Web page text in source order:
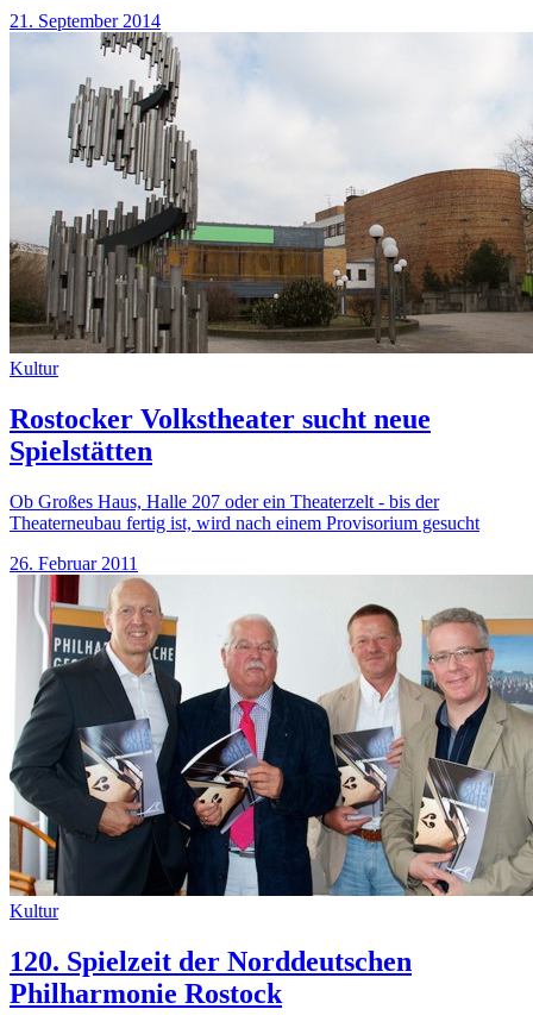
21. September 2014
Kultur
Rostocker Volkstheater sucht neue
Spielstätten
Ob Großes Haus, Halle 207 oder ein Theaterzelt - bis der
Theaterneubau fertig ist, wird nach einem Provisorium gesucht
26. Februar 2011
Kultur
120. Spielzeit der Norddeutschen
Philharmonie Rostock